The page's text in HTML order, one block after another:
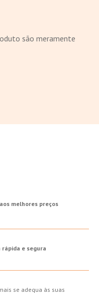
são meramente
aos melhores preços
rápida e segura
se adequa às suas